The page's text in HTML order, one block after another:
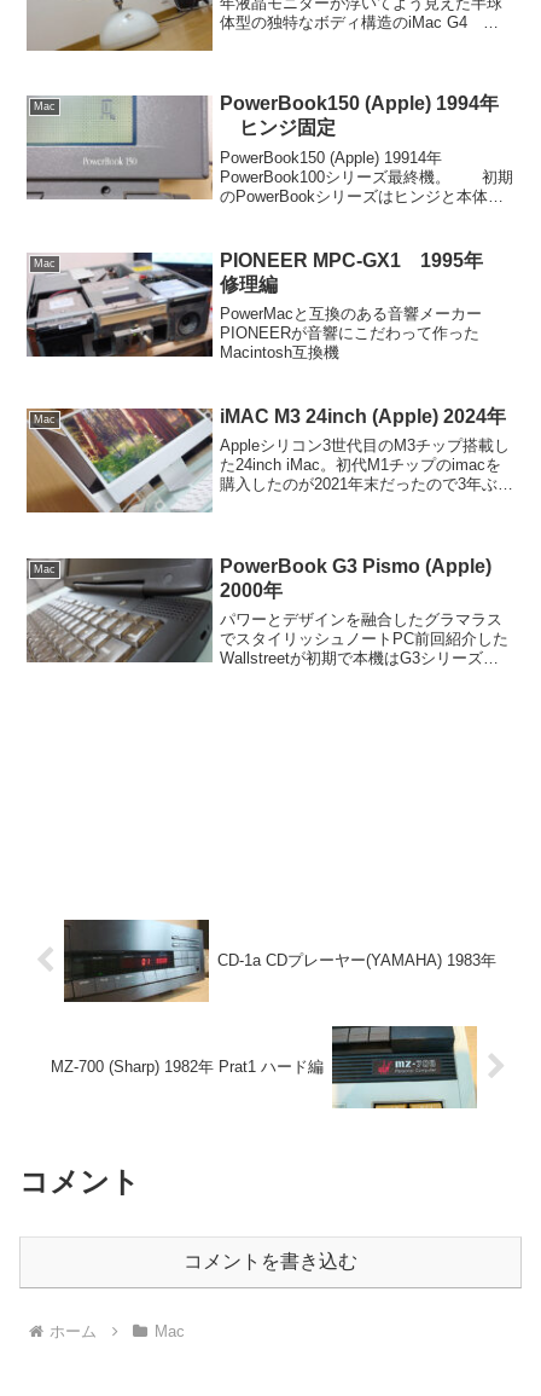
体型の独特なボディ構造のiMac G4 初
Mac
PowerBook150 (Apple) 1994年
ヒンジ固定
PowerBook150 (Apple) 19914年
PowerBook100シリーズ最終機。 初期
のPowerBookシリーズはヒンジと本体部
パネルの後部プラスチッ...
Mac
PIONEER MPC-GX1 1995年
修理編
PowerMacと互換のある音響メーカー
PIONEERが音響にこだわって作った
Macintosh互換機
Mac iMAC M3 24inch (Apple) 2024年
Appleシリコン3世代目のM3チップ搭載し
た24inch iMac。初代M1チップのimacを
購入したのが2021年末だったので3年ぶり
Mac
PowerBook G3 Pismo (Apple)
2000年
パワーとデザインを融合したグラマラス
でスタイリッシュノートPC前回紹介した
Wallstreetが初期で本機はG3シリーズの
CD-1a CDプレーヤー(YAMAHA) 1983年
MZ-700 (Sharp) 1982年 Prat1 ハード編
コメント
コメントを書き込む
ホーム Mac